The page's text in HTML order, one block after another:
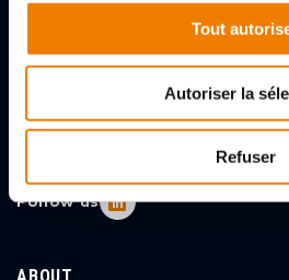
Tout
Autoriser la
Refuser
2, rue des Gladiateurs
72000 LE MANS, FRANCE
+33 (0)243256056
Follow us